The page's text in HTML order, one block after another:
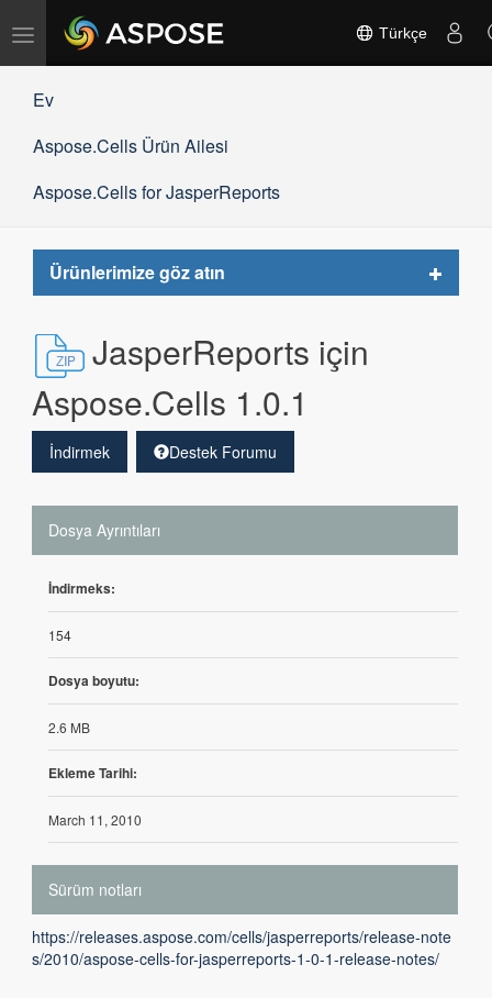
Gezinmeyi
Türkçe
Ev
Aspose.Cells Ürün Ailesi
Aspose.Cells for JasperReports
Ürünlerimize göz atın
Toggle
JasperReports için
Aspose.Cells 1.0.1
İndirmek Destek Forumu
Dosya Ayrıntıları
İndirmeks:
154
Dosya boyutu:
2.6 MB
Ekleme Tarihi:
March 11, 2010
Sürüm notları
https://releases.aspose.com/cells/jasperreports/release-note
s/2010/aspose-cells-for-jasperreports-1-0-1-release-notes/